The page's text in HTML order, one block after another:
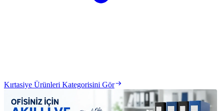
Kırtasiye Ürünleri Kategorisini Gör